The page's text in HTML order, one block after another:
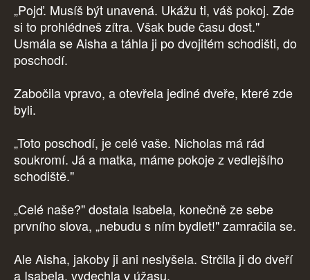
„Pojď. Musíš být unavená. Ukážu ti, váš pokoj. Zde
si to prohlédneš zítra. Však bude času dost."
Usmála se Aisha a táhla ji po dvojitém schodišti, do
poschodí.
Zabočila vpravo, a otevřela jediné dveře, které zde
byli.
„Toto poschodí, je celé vaše. Nicholas má rád
soukromí. Já a matka, máme pokoje z vedlejšího
schodiště."
„Celé naše?" dostala Isabela, konečně ze sebe
prvního slova, „nebudu s ním bydlet!" zamračila se.
Ale Aisha, jakoby ji ani neslyšela. Strčila ji do dveří
a Isabela, vydechla v úžasu.